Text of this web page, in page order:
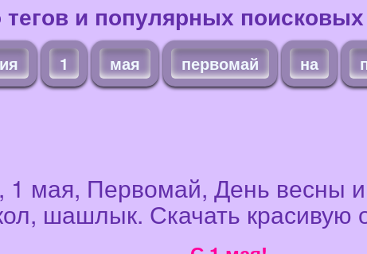
и популярных
1 мая первомай на
1 мая, Первомай, День весны
шашлык. Скачать красивую